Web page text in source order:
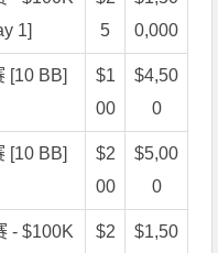
1]
5
0,000
[10 BB]
$1
00
$4,50
0
[10 BB]
$2
00
$5,00
0
- $100K
$2
$1,50